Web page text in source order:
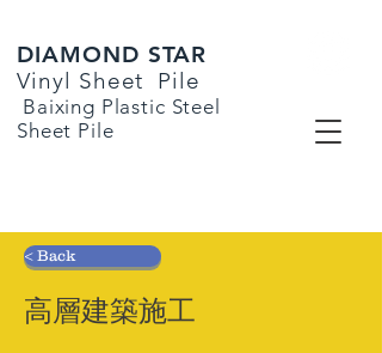
DIAMOND STAR
Vinyl Sheet
Pile
Baixing Plastic Steel
Sheet Pile
< Back
高層建築施工